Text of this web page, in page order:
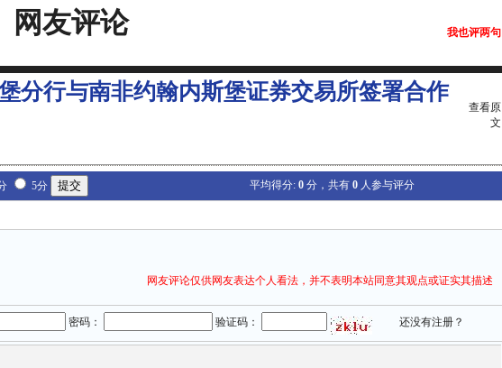
网友评论 我也评两句
分行与南非约翰内斯堡证券交易所签署合作
查看原
文
5分 平均得分: 0 分，共有 0 人参与评分
网友评论仅供网友表达个人看法，并不表明本站同意其观点或证实其描述
密码： 验证码： 还没有注册？